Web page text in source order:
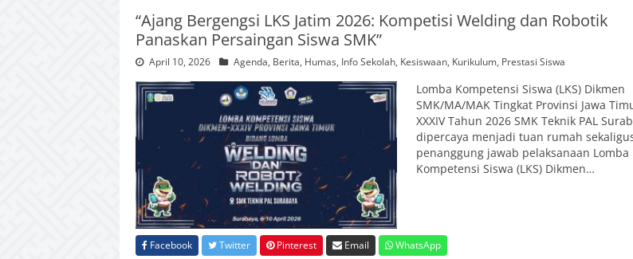
“Ajang Bergengsi LKS Jatim 2026: Kompetisi Welding dan Robotik
Panaskan Persaingan Siswa SMK”
April 10, 2026 Agenda, Berita, Humas, Info Sekolah, Kesiswaan, Kurikulum, Prestasi Siswa
Lomba Kompetensi Siswa (LKS) Dikmen
SMK/MA/MAK Tingkat Provinsi Jawa
XXXIV Tahun 2026 SMK Teknik PAL
dipercaya menjadi tuan rumah
penanggung jawab pelaksanaan Lomba
Kompetensi Siswa (LKS) Dikmen…
Facebook Twitter Pinterest Email WhatsApp